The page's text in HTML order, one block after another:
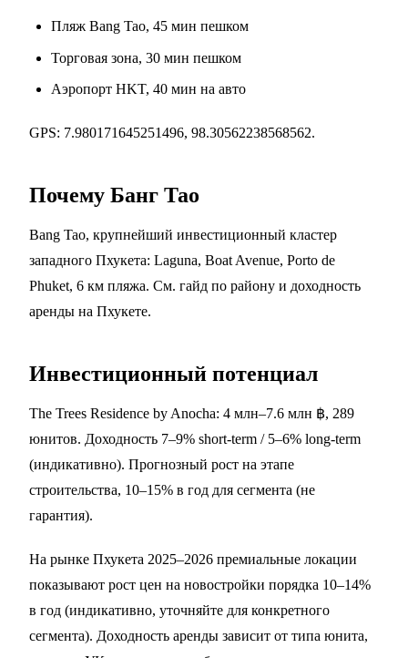
Пляж Bang Tao, 45 мин пешком
Торговая зона, 30 мин пешком
Аэропорт HKT, 40 мин на авто
GPS: 7.980171645251496, 98.30562238568562.
Почему Банг Тао
Bang Tao, крупнейший инвестиционный кластер
западного Пхукета: Laguna, Boat Avenue, Porto de
Phuket, 6 км пляжа. См. гайд по району и доходность
аренды на Пхукете.
Инвестиционный потенциал
The Trees Residence by Anocha: 4 млн–7.6 млн ฿, 289
юнитов. Доходность 7–9% short-term / 5–6% long-term
(индикативно). Прогнозный рост на этапе
строительства, 10–15% в год для сегмента (не
гарантия).
На рынке Пхукета 2025–2026 премиальные локации
показывают рост цен на новостройки порядка 10–14%
в год (индикативно, уточняйте для конкретного
сегмента). Доходность аренды зависит от типа юнита,